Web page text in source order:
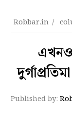
Robbar.in
Published by: